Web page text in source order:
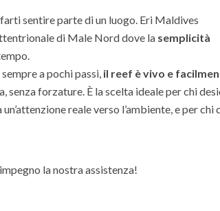
sentire parte di un luogo. Eri Maldives
di Male Nord dove la semplicità
a pochi passi, il reef è vivo e
senza forzature. È la scelta ideale per chi
reale verso l’ambiente, e per chi
la nostra assistenza!